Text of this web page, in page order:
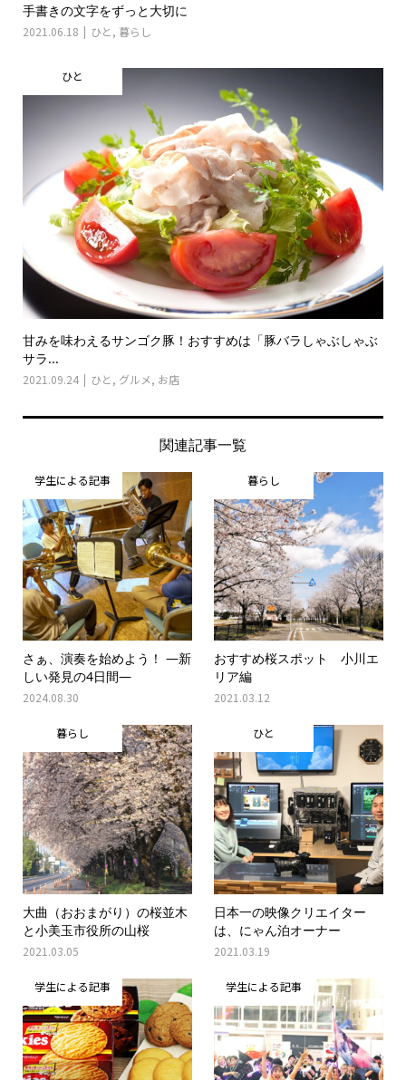
手書きの文字をずっと大切に
2021.06.18 ひと , 暮らし
ひと
甘みを味わえるサンゴク豚！おすすめは「豚バラしゃぶしゃぶ
サラ...
2021.09.24 ひと , グルメ, お店
関連記事一覧
学生による記事
さぁ、演奏を始めよう！ ―新
しい発見の4日間―
2024.08.30
暮らし
おすすめ桜スポット 小川エ
リア編
2021.03.12
暮らし
大曲（おおまがり）の桜並木
と小美玉市役所の山桜
2021.03.05
ひと
日本一の映像クリエイター
は、にゃん泊オーナー
2021.03.19
学生による記事 学生による記事